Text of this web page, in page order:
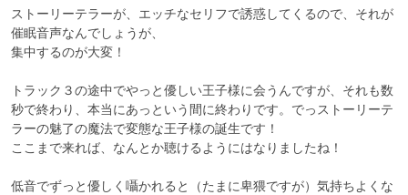
ストーリーテラーが、エッチなセリフで誘惑してくるので、それが
催眠音声なんでしょうが、
集中するのが大変！
トラック３の途中でやっと優しい王子様に会うんですが、それも数
秒で終わり、本当にあっという間に終わりです。でっストーリーテ
ラーの魅了の魔法で変態な王子様の誕生です！
ここまで来れば、なんとか聴けるようにはなりましたね！
低音でずっと優しく囁かれると（たまに卑猥ですが）気持ちよくな